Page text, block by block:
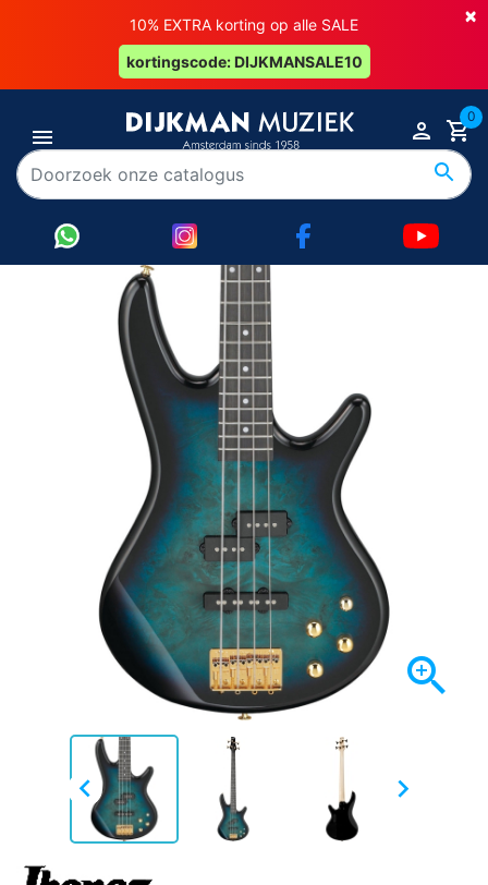
×
10% EXTRA korting op alle SALE
kortingscode: DIJKMANSALE10
0

 